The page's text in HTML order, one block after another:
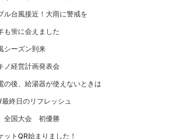
ル台風接近！大雨に警戒を
も蛍に会えました
シーズン到来
ノ経営計画発表会
の後、給湯器が使えないときは
最終日のリフレッシュ
国大会 初優勝
ットQR始まりました！